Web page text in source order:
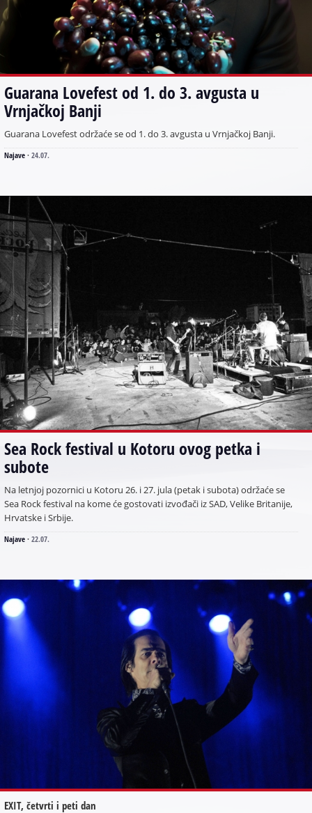
Guarana Lovefest od 1. do 3. avgusta u
Vrnjačkoj Banji
Guarana Lovefest održaće se od 1. do 3. avgusta u Vrnjačkoj Banji.
Najave · 24.07.
Sea Rock festival u Kotoru ovog petka i
subote
Na letnjoj pozornici u Kotoru 26. i 27. jula (petak i subota) održaće se
Sea Rock festival na kome će gostovati izvođači iz SAD, Velike Britanije,
Hrvatske i Srbije.
Najave · 22.07.
EXIT, četvrti i peti dan